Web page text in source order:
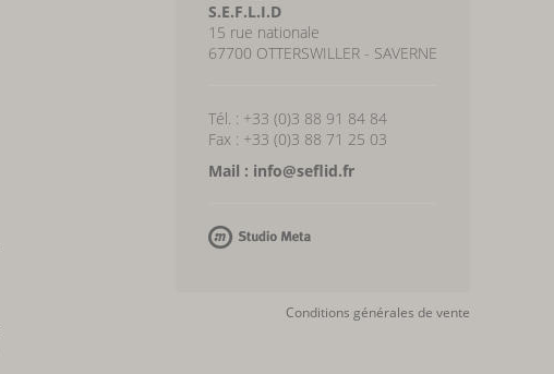
S.E.F.L.I.D
15 rue nationale
67700 OTTERSWILLER - SAVERNE
Tél. : +33 (0)3 88 91 84 84
Fax : +33 (0)3 88 71 25 03
Mail : info@seflid.fr
Conditions générales de vente